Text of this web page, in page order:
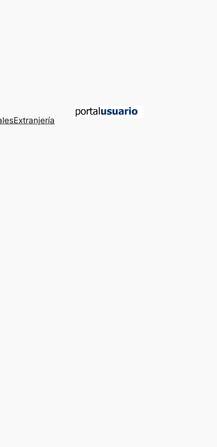
Extranjería